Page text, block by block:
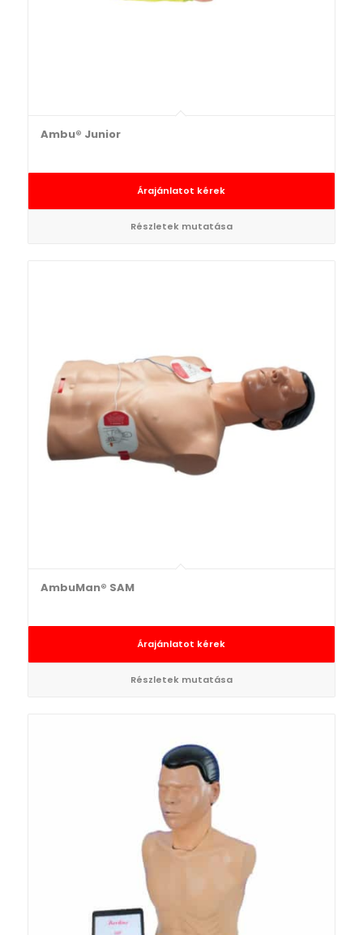
Ambu® Junior
Árajánlatot kérek
Részletek mutatása
AmbuMan® SAM
Árajánlatot kérek
Részletek mutatása